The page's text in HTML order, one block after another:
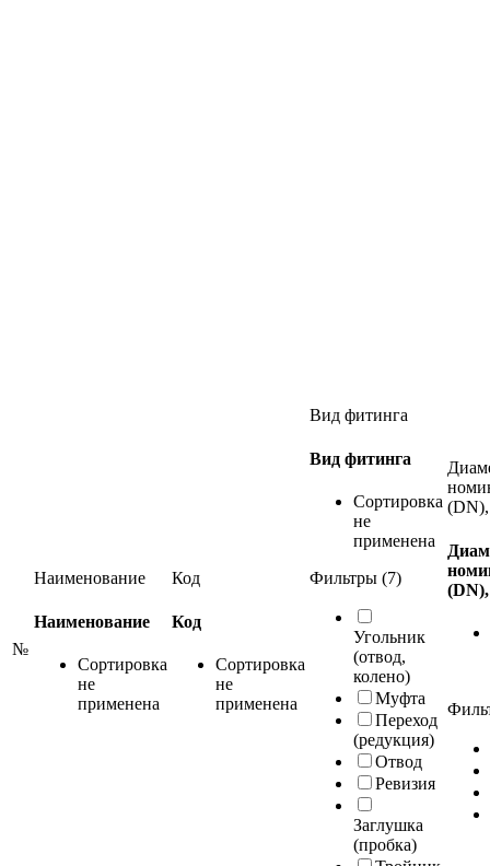
№
Наименование
Наименование
Сортировка
не
применена
Код
Код
Сортировка
не
применена
Вид фитинга
Вид фитинга
Сортировка
не
применена
Фильтры (7)
Угольник
(отвод,
колено)
Муфта
Переход
(редукция)
Отвод
Ревизия
Заглушка
(пробка)